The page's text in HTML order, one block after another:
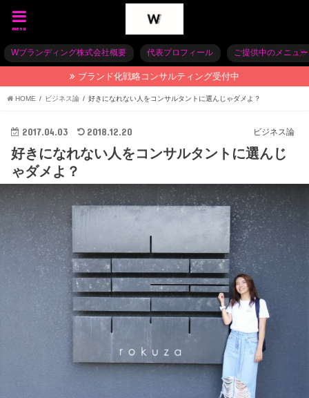
menu
Wブランディング株式会社概要 代表プロフィール ご提供中のメニュー
ブランド化戦略コンサルティング受付中
HOME ビジネス論 好きになれない人をコンサルタントに選んじゃダメよ？
ビジネス論
2017.04.03 2018.12.20
好きになれない人をコンサルタントに選んじ
ゃダメよ？